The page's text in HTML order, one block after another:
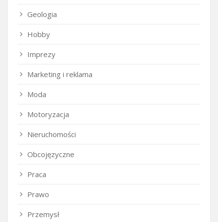
Geologia
Hobby
Imprezy
Marketing i reklama
Moda
Motoryzacja
Nieruchomości
Obcojęzyczne
Praca
Prawo
Przemysł